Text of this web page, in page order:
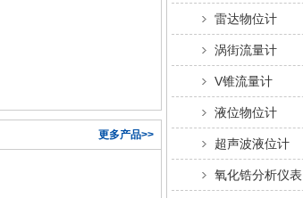
更多产品>>
雷达物位计
涡街流量计
V锥流量计
液位物位计
超声波液位计
氧化锆分析仪表